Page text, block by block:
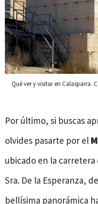
Qué ver y visitar en Calasparra.
Por último, si buscas
olvides pasarte por el
ubicado en la carretera
Sra. De la Esperanza,
bellísima panorámica